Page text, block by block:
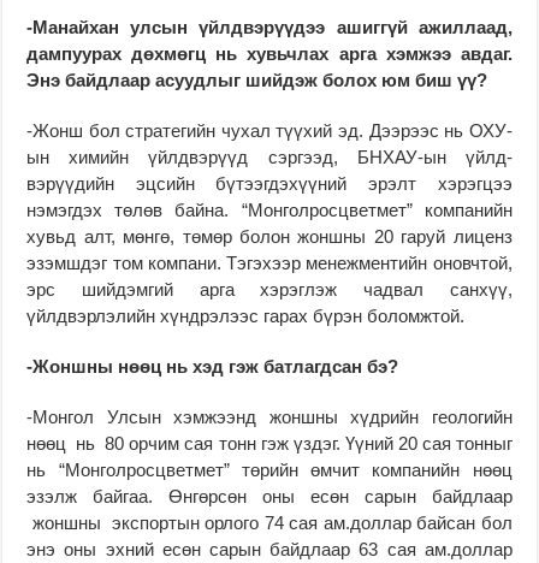
-Манайхан улсын үйлд­вэрүүдээ ашиггүй ажил­лаад,
дампуурах дөхмөгц нь хувьчлах арга хэмжээ авдаг.
Энэ байдлаар асуудлыг ший­дэж болох юм биш үү?
-Жонш бол стратегийн чухал түүхий эд. Дээрээс нь ОХУ-
ын химийн үйлдвэрүүд сэргээд, БНХАУ-ын үйлд­­­
вэрүүдийн эцсийн бү­тээг­­­дэхүүний эрэлт хэ­рэг­цээ
нэмэгдэх төлөв бай­­на. “Монголросцвет­мет” компанийн
хувьд алт, мөнгө, төмөр болон жонш­­­­ны 20 гаруй лиценз
эзэмш­дэг том компани. Тэгэ­хээр менежментийн оновч­­той,
эрс шийдэмгий арга хэрэглэж чадвал санхүү,
үйлдвэрлэлийн хүндрэлээс гарах бүрэн боломжтой.
-Жоншны нөөц нь хэд гэж батлагдсан бэ?
-Монгол Улсын хэм­жээнд жоншны хүдрийн гео­логийн
нөөц нь 80 ор­чим сая тонн гэж үздэг. Үүний 20 сая тонныг
нь “Монгол­росцветмет” төрийн өмчит ком­панийн нөөц
эзэлж байгаа. Өнгөрсөн оны есөн сарын байдлаар
жоншны экспор­тын орлого 74 сая ам.доллар бай­сан бол
энэ оны эхний есөн сарын байдлаар 63 сая ам.доллар